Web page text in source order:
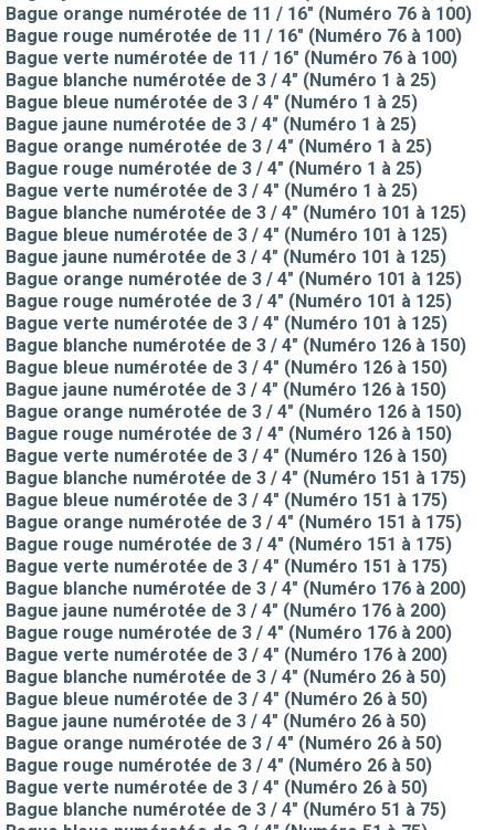
Bague orange numérotée de 11 / 16" (Numéro 76 à 100)
Bague rouge numérotée de 11 / 16" (Numéro 76 à 100)
Bague verte numérotée de 11 / 16" (Numéro 76 à 100)
Bague blanche numérotée de 3 / 4" (Numéro 1 à 25)
Bague bleue numérotée de 3 / 4" (Numéro 1 à 25)
Bague jaune numérotée de 3 / 4" (Numéro 1 à 25)
Bague orange numérotée de 3 / 4" (Numéro 1 à 25)
Bague rouge numérotée de 3 / 4" (Numéro 1 à 25)
Bague verte numérotée de 3 / 4" (Numéro 1 à 25)
Bague blanche numérotée de 3 / 4" (Numéro 101 à 125)
Bague bleue numérotée de 3 / 4" (Numéro 101 à 125)
Bague jaune numérotée de 3 / 4" (Numéro 101 à 125)
Bague orange numérotée de 3 / 4" (Numéro 101 à 125)
Bague rouge numérotée de 3 / 4" (Numéro 101 à 125)
Bague verte numérotée de 3 / 4" (Numéro 101 à 125)
Bague blanche numérotée de 3 / 4" (Numéro 126 à 150)
Bague bleue numérotée de 3 / 4" (Numéro 126 à 150)
Bague jaune numérotée de 3 / 4" (Numéro 126 à 150)
Bague orange numérotée de 3 / 4" (Numéro 126 à 150)
Bague rouge numérotée de 3 / 4" (Numéro 126 à 150)
Bague verte numérotée de 3 / 4" (Numéro 126 à 150)
Bague blanche numérotée de 3 / 4" (Numéro 151 à 175)
Bague bleue numérotée de 3 / 4" (Numéro 151 à 175)
Bague orange numérotée de 3 / 4" (Numéro 151 à 175)
Bague rouge numérotée de 3 / 4" (Numéro 151 à 175)
Bague verte numérotée de 3 / 4" (Numéro 151 à 175)
Bague blanche numérotée de 3 / 4" (Numéro 176 à 200)
Bague jaune numérotée de 3 / 4" (Numéro 176 à 200)
Bague rouge numérotée de 3 / 4" (Numéro 176 à 200)
Bague verte numérotée de 3 / 4" (Numéro 176 à 200)
Bague blanche numérotée de 3 / 4" (Numéro 26 à 50)
Bague bleue numérotée de 3 / 4" (Numéro 26 à 50)
Bague jaune numérotée de 3 / 4" (Numéro 26 à 50)
Bague orange numérotée de 3 / 4" (Numéro 26 à 50)
Bague rouge numérotée de 3 / 4" (Numéro 26 à 50)
Bague verte numérotée de 3 / 4" (Numéro 26 à 50)
Bague blanche numérotée de 3 / 4" (Numéro 51 à 75)